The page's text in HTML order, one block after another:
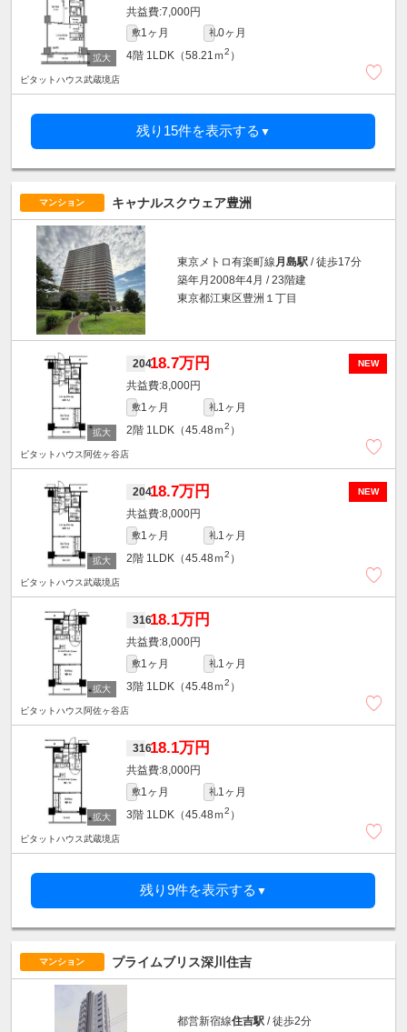
7,000円
敷1ヶ月 礼0ヶ月
4階 1LDK（58.21ｍ2 ）
ピタットハウス武蔵境店
残り15件を表示する ▼
マンション キャナルスクウェア豊洲
東京メトロ有楽町線月島駅 / 徒歩17分
築年月2008年4月 / 23階建
東京都江東区豊洲１丁目
NEW
20418.7万円
8,000円
敷1ヶ月 礼1ヶ月
2階 1LDK（45.48ｍ2 ）
ピタットハウス阿佐ヶ谷店
NEW
20418.7万円
8,000円
敷1ヶ月 礼1ヶ月
2階 1LDK（45.48ｍ2 ）
ピタットハウス武蔵境店
31618.1万円
8,000円
敷1ヶ月 礼1ヶ月
3階 1LDK（45.48ｍ2 ）
ピタットハウス阿佐ヶ谷店
31618.1万円
8,000円
敷1ヶ月 礼1ヶ月
3階 1LDK（45.48ｍ2 ）
ピタットハウス武蔵境店
残り9件を表示する ▼
マンション プライムブリス深川住吉
都営新宿線住吉駅 / 徒歩2分